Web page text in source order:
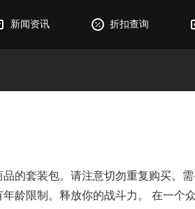
新闻资讯 折扣查询
的套装包。请注意切勿重复购买。需
龄限制。释放你的战斗力。 在一个